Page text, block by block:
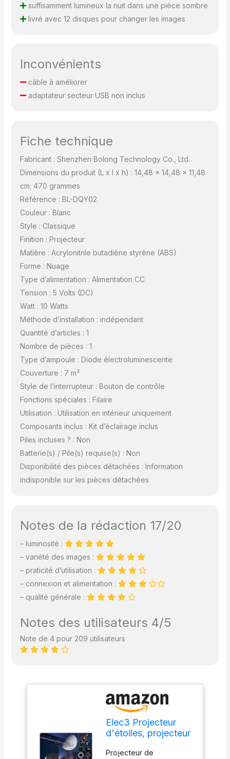
suffisamment lumineux la nuit dans une pièce sombre
livré avec 12 disques pour changer les images
Inconvénients
câble à améliorer
adaptateur secteur USB non inclus
Fiche technique
Fabricant : Shenzhen Bolong Technology Co., Ltd.
Dimensions du produit (L x l x h) : 14,48 x 14,48 x 11,48
cm; 470 grammes
Référence : BL-DQY02
Couleur : Blanc
Style : Classique
Finition : Projecteur
Matière : Acrylonitrile butadiène styrène (ABS)
Forme : Nuage
Type d’alimentation : Alimentation CC
Tension : 5 Volts (DC)
Watt : 10 Watts
Méthode d’installation : indépendant
Quantité d’articles : 1
Nombre de pièces : 1
Type d’ampoule : Diode électroluminescente
Couverture : 7 m²
Style de l’interrupteur : Bouton de contrôle
Fonctions spéciales : Filaire
Utilisation : Utilisation en intérieur uniquement
Composants inclus : Kit d’éclairage inclus
Piles incluses ? : Non
Batterie(s) / Pile(s) requise(s) : Non
Disponibilité des pièces détachées : Information
indisponible sur les pièces détachées
Notes de la rédaction 17/20
– luminosité :
– variété des images :
– praticité d’utilisation :
– connexion et alimentation :
– qualité générale :
Notes des utilisateurs 4/5
Note de 4 pour 209 utilisateurs
Elec3 Projecteur
d'étoiles, projecteur
Chambre à Coucher,
Projecteur de